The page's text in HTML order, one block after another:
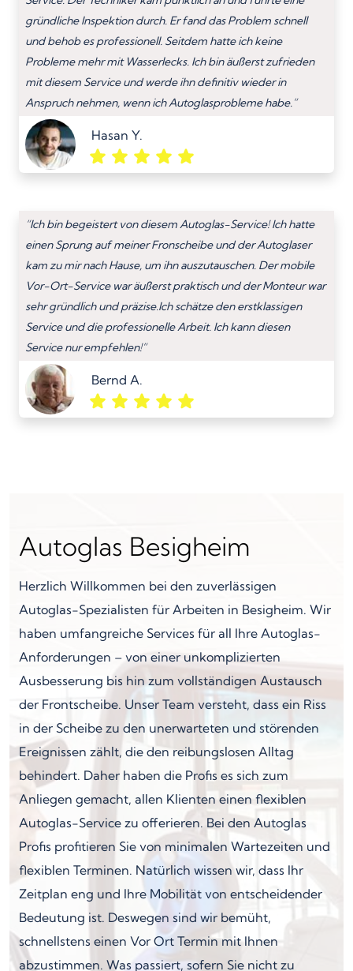
gründliche Inspektion durch. Er fand das Problem schnell
und behob es professionell. Seitdem hatte ich keine
Probleme mehr mit Wasserlecks. Ich bin äußerst zufrieden
mit diesem Service und werde ihn definitiv wieder in
Anspruch nehmen, wenn ich Autoglasprobleme habe.”
Hasan Y.
“Ich bin begeistert von diesem Autoglas-Service! Ich hatte
einen Sprung auf meiner Fronscheibe und der Autoglaser
kam zu mir nach Hause, um ihn auszutauschen. Der mobile
Vor-Ort-Service war äußerst praktisch und der Monteur war
sehr gründlich und präzise.Ich schätze den erstklassigen
Service und die professionelle Arbeit. Ich kann diesen
Service nur empfehlen!”
Bernd A.
Autoglas Besigheim
Herzlich Willkommen bei den zuverlässigen
Autoglas-Spezialisten für Arbeiten in Besigheim. Wir
haben umfangreiche Services für all Ihre Autoglas-
Anforderungen – von einer unkomplizierten
Ausbesserung bis hin zum vollständigen Austausch
der Frontscheibe. Unser Team versteht, dass ein Riss
in der Scheibe zu den unerwarteten und störenden
Ereignissen zählt, die den reibungslosen Alltag
behindert. Daher haben die Profis es sich zum
Anliegen gemacht, allen Klienten einen flexiblen
Autoglas-Service zu offerieren. Bei den Autoglas
Profis profitieren Sie von minimalen Wartezeiten und
flexiblen Terminen. Natürlich wissen wir, dass Ihr
Zeitplan eng und Ihre Mobilität von entscheidender
Bedeutung ist. Deswegen sind wir bemüht,
schnellstens einen Vor Ort Termin mit Ihnen
abzustimmen. Was passiert, sofern Sie nicht zu